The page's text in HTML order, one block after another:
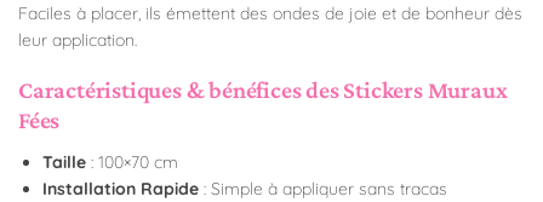
Faciles à placer, ils émettent des ondes de joie et de bonheur dès
leur application.
Caractéristiques & bénéfices des Stickers Muraux
Fées
Taille : 100×70 cm
Installation Rapide : Simple à appliquer sans tracas